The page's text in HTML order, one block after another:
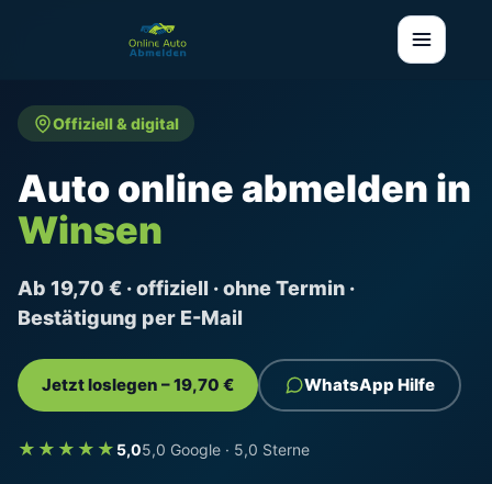
Offiziell & digital
Auto online abmelden in
Winsen
Ab 19,70 € · offiziell · ohne Termin ·
Bestätigung per E-Mail
Jetzt loslegen – 19,70 € WhatsApp Hilfe
★★★★★ 5,05,0 Google · 5,0 Sterne